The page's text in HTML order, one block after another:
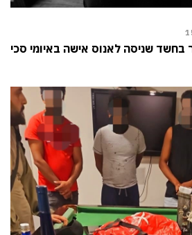
שניסה לאנוס אישה באיומי סכין